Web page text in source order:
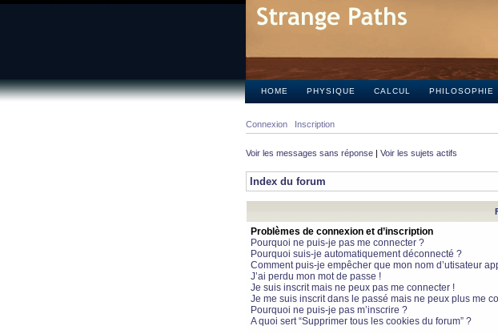
HOME PHYSIQUE CALCUL PHILOSOPHIE
Connexion Inscription
Voir les messages sans réponse | Voir les sujets actifs
Index du forum
Problèmes de connexion et d’inscription
Pourquoi ne puis-je pas me connecter ?
Pourquoi suis-je automatiquement déconnecté ?
Comment puis-je empêcher que mon nom d’utisateur
J’ai perdu mon mot de passe !
Je suis inscrit mais ne peux pas me connecter !
Je me suis inscrit dans le passé mais ne peux plus me
Pourquoi ne puis-je pas m’inscrire ?
A quoi sert “Supprimer tous les cookies du forum” ?